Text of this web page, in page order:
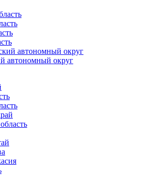
автономный округ
автономный округ